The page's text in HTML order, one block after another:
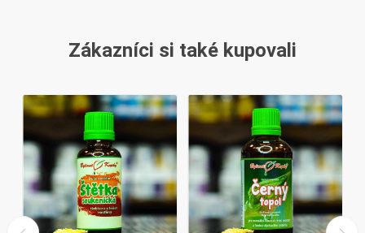
Zákazníci si také kupovali